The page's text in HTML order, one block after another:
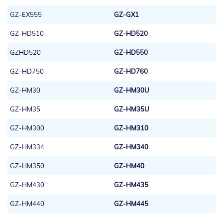
GZ-EX555 GZ-GX1
GZ-HD510 GZ-HD520
GZHD520 GZ-HD550
GZ-HD750 GZ-HD760
GZ-HM30 GZ-HM30U
GZ-HM35 GZ-HM35U
GZ-HM300 GZ-HM310
GZ-HM334 GZ-HM340
GZ-HM350 GZ-HM40
GZ-HM430 GZ-HM435
GZ-HM440 GZ-HM445